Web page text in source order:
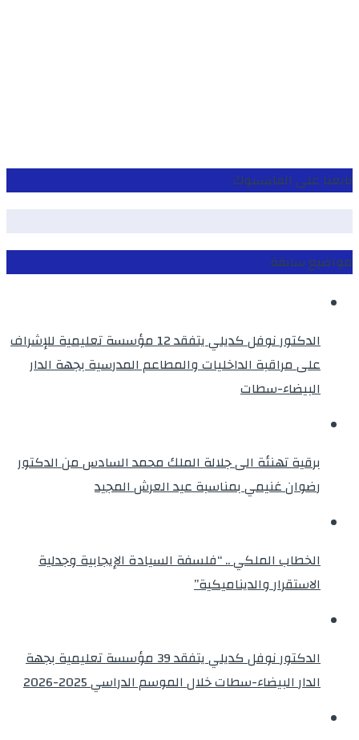
تابعنا على الفايسبوك
مواضيع سابقة
الدكتور نوفل كديلي يتفقد 12 مؤسسة تعليمية للإشراف
على مراقبة الداخليات والمطاعم المدرسية بجهة الدار
البيضاء-سطات
برقية تهنئة الى جلالة الملك محمد السادس من الدكتور
رضوان غنيمي بمناسبة عيد العرش المجيد
الخطاب الملكي .. “فلسفة السيادة الإيجابية وجدلية
الاستقرار والديناميكية”
الدكتور نوفل كديلي يتفقد 39 مؤسسة تعليمية بجهة
الدار البيضاء-سطات خلال الموسم الدراسي 2025-2026